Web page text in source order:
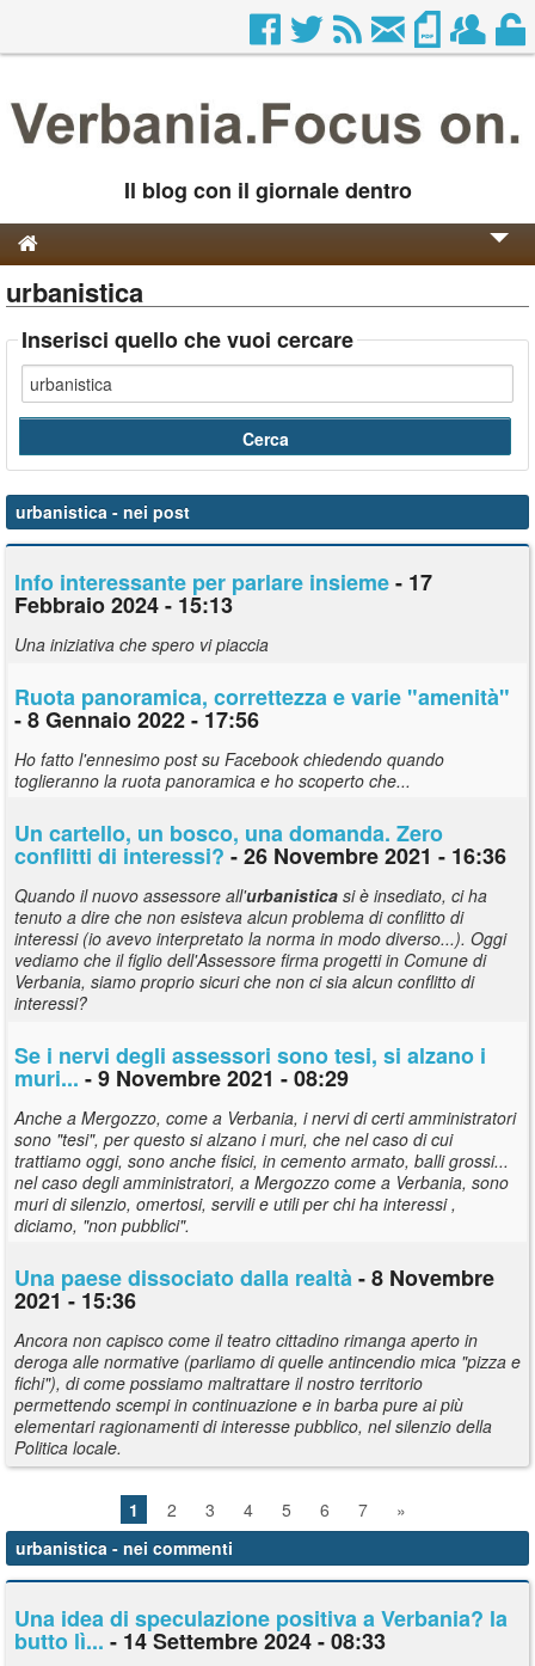
Il blog con il giornale dentro
Genesi e Storia
Contatti
urbanistica
Inserisci quello che vuoi cercare
urbanistica - nei post
Info interessante per parlare insieme- 17
Febbraio 2024 - 15:13
Una iniziativa che spero vi piaccia
Ruota panoramica, correttezza e varie "amenità"
- 8 Gennaio 2022 - 17:56
Ho fatto l'ennesimo post su Facebook chiedendo quando
toglieranno la ruota panoramica e ho scoperto che...
Un cartello, un bosco, una domanda. Zero
conflitti di interessi? - 26 Novembre 2021 - 16:36
Quando il nuovo assessore all'urbanistica si è insediato, ci ha
tenuto a dire che non esisteva alcun problema di conflitto di
interessi (io avevo interpretato la norma in modo diverso...). Oggi
vediamo che il figlio dell'Assessore firma progetti in Comune di
Verbania, siamo proprio sicuri che non ci sia alcun conflitto di
interessi?
Se i nervi degli assessori sono tesi, si alzano i
muri... - 9 Novembre 2021 - 08:29
Anche a Mergozzo, come a Verbania, i nervi di certi amministratori
sono "tesi", per questo si alzano i muri, che nel caso di cui
trattiamo oggi, sono anche fisici, in cemento armato, balli grossi...
nel caso degli amministratori, a Mergozzo come a Verbania, sono
muri di silenzio, omertosi, servili e utili per chi ha interessi ,
diciamo, "non pubblici".
Una paese dissociato dalla realtà- 8 Novembre
2021 - 15:36
Ancora non capisco come il teatro cittadino rimanga aperto in
deroga alle normative (parliamo di quelle antincendio mica "pizza e
fichi"), di come possiamo maltrattare il nostro territorio
permettendo scempi in continuazione e in barba pure ai più
elementari ragionamenti di interesse pubblico, nel silenzio della
Politica locale.
1 2 3 4 5 6 7
»
urbanistica - nei commenti
Una idea di speculazione positiva a Verbania? la
butto lì... - 14 Settembre 2024 - 08:33